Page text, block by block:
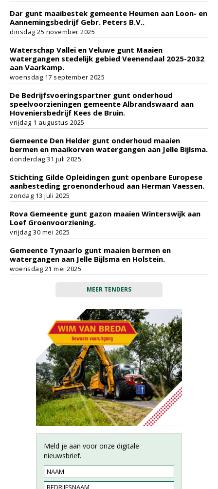
Dar gunt maaibestek gemeente Heumen aan Loon- en
Aannemingsbedrijf Gebr. Peters B.V..
dinsdag 25 november 2025
Waterschap Vallei en Veluwe gunt Maaien
watergangen stedelijk gebied Veenendaal 2025-2032
aan Vaarkamp.
woensdag 17 september 2025
De Bedrijfsvoeringspartner gunt onderhoud
speelvoorzieningen gemeente Albrandswaard aan
Hoveniersbedrijf Kees de Bruin.
vrijdag 1 augustus 2025
Gemeente Den Helder gunt onderhoud maaien
bermen en maaikorven watergangen aan Jelle Bijlsma.
donderdag 31 juli 2025
Stichting Gilde Opleidingen gunt openbare Europese
aanbesteding groenonderhoud aan Herman Vaessen.
zondag 13 juli 2025
Rova Gemeente gunt gazon maaien Winterswijk aan
Loef Groenvoorziening.
vrijdag 30 mei 2025
Gemeente Tynaarlo gunt maaien bermen en
watergangen aan Jelle Bijlsma en Holstein.
woensdag 21 mei 2025
MEER TENDERS
Meld je aan voor onze digitale
nieuwsbrief.